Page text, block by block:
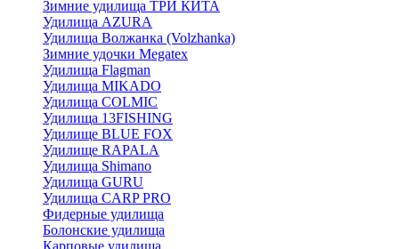
Зимние удилища ТРИ КИТА
Удилища AZURA
Удилища Волжанка (Volzhanka)
Зимние удочки Megatex
Удилища Flagman
Удилища MIKADO
Удилища COLMIC
Удилища 13FISHING
Удилище BLUE FOX
Удилище RAPALA
Удилища Shimano
Удилища GURU
Удилища CARP PRO
Фидерные удилища
Болонские удилища
Карповые удилища